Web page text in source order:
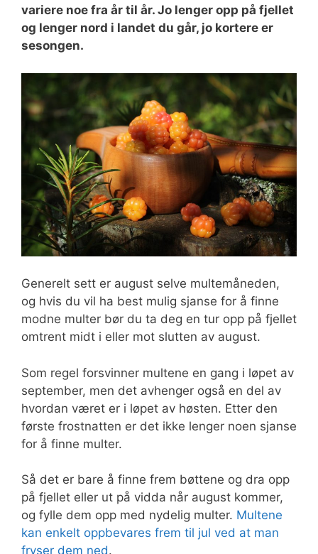
variere noe fra år til år. Jo lenger opp på fjellet
og lenger nord i landet du går, jo kortere er
sesongen.
Generelt sett er august selve multemåneden,
og hvis du vil ha best mulig sjanse for å finne
modne multer bør du ta deg en tur opp på fjellet
omtrent midt i eller mot slutten av august.
Som regel forsvinner multene en gang i løpet av
september, men det avhenger også en del av
hvordan været er i løpet av høsten. Etter den
første frostnatten er det ikke lenger noen sjanse
for å finne multer.
Så det er bare å finne frem bøttene og dra opp
på fjellet eller ut på vidda når august kommer,
og fylle dem opp med nydelig multer. Multene
kan enkelt oppbevares frem til jul ved at man
fryser dem ned.